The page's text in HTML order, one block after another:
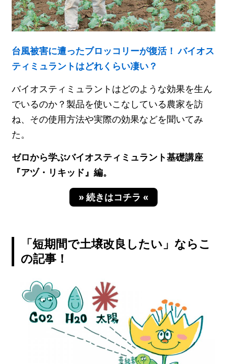
台風被害に遭ったブロッコリーが復活！ バイオス
ティミュラントはどれくらい凄い？
バイオスティミュラントはどのような効果を生ん
でいるのか？製品を使いこなしている農家を訪
ね、その使用方法や実際の効果などを聞いてみ
た。
ゼロから学ぶバイオスティミュラント基礎講座
『アヅ・リキッド』編。
» 続きはコチラ «
「短期間で土壌改良したい」ならこ
の記事！